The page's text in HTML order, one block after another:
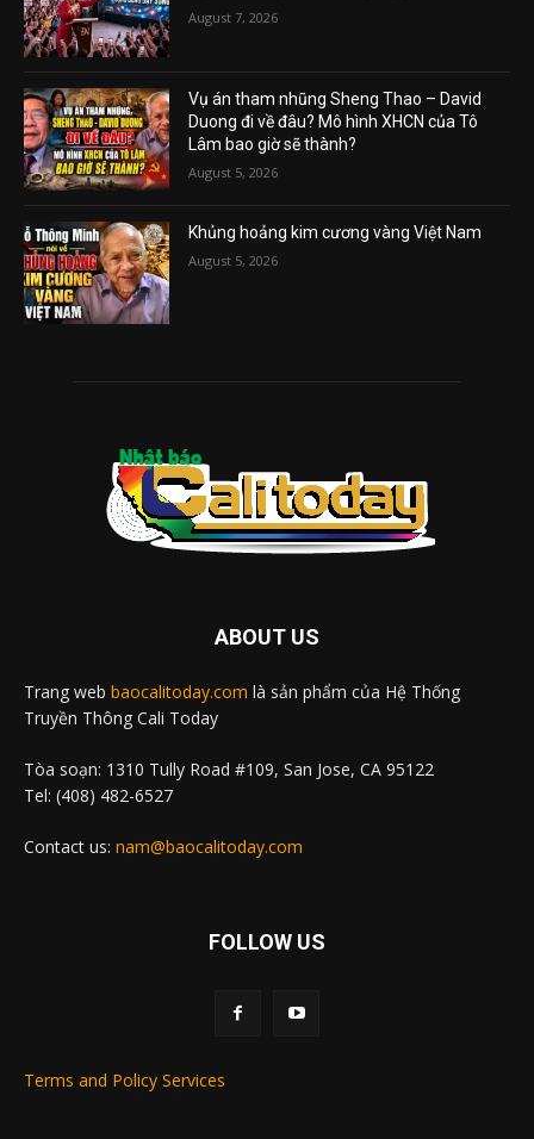
August 7, 2026
Vụ án tham nhũng Sheng Thao – David
Duong đi về đâu? Mô hình XHCN của Tô
Lâm bao giờ sẽ thành?
August 5, 2026
Khủng hoảng kim cương vàng Việt Nam
August 5, 2026
ABOUT US
Trang web baocalitoday.com là sản phẩm của Hệ Thống
Truyền Thông Cali Today
Tòa soạn: 1310 Tully Road #109, San Jose, CA 95122
Tel: (408) 482-6527
Contact us: nam@baocalitoday.com
FOLLOW US
Terms and Policy Services